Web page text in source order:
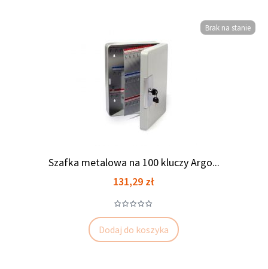
Brak na stanie
Szafka metalowa na 100 kluczy Argo...
Cena
131,29 zł
Dodaj do koszyka